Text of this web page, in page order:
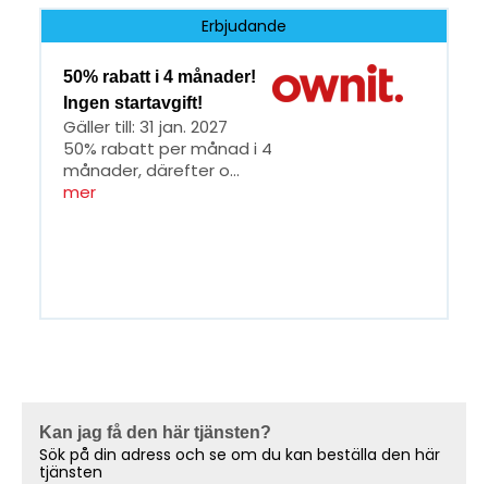
Erbjudande
50% rabatt i 4 månader!
Ingen startavgift!
Gäller till: 31 jan. 2027
50% rabatt per månad i 4
månader, därefter o...
mer
Kan jag få den här tjänsten?
Sök på din adress och se om du kan beställa den här
tjänsten